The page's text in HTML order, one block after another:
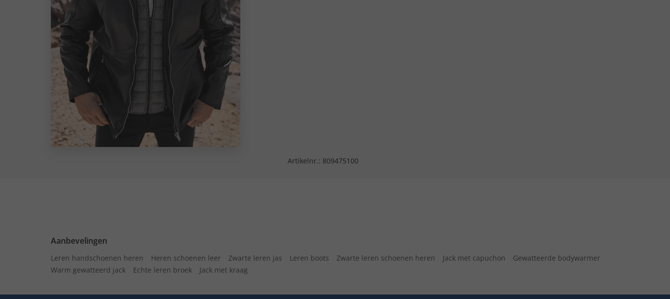
Artikelnr.: 809475100
Aanbevelingen
Leren handschoenen heren Heren schoenen leer Zwarte leren jas Leren boots Zwarte leren schoenen heren Jack met capuchon
Gewatteerde bodywarmer
Warm gewatteerd jack
Echte leren broek Jack met kraag